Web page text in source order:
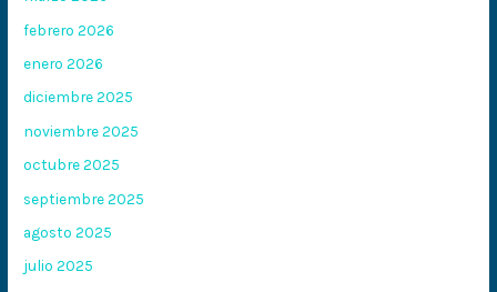
febrero 2026
enero 2026
diciembre 2025
noviembre 2025
octubre 2025
septiembre 2025
agosto 2025
julio 2025